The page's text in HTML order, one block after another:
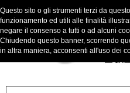
Questo sito o gli strumenti terzi da
funzionamento ed utili alle finalità
negare il consenso a tutti o ad alcuni
Chiudendo questo banner, scorrendo
in altra maniera, acconsenti all'uso dei